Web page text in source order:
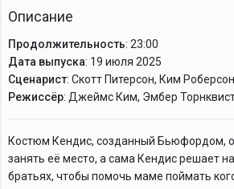
Описание
Продолжительность: 23:00
Дата выпуска: 19 июля 2025
Сценарист: Скотт Питерсон, Ким Роберсон
Режиссёр: Джеймс Ким, Эмбер
Костюм Кендис, созданный Бьюфордом,
занять её место, а сама Кендис решает
братьях, чтобы помочь маме поймать